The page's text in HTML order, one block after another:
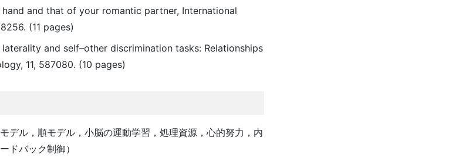
and that of your romantic partner, International
(11 pages)
and self–other discrimination tasks: Relationships
11, 587080. (10 pages)
ル，順モデル，小脳の運動学習，処理資源，心的努力，内
ドバック制御）